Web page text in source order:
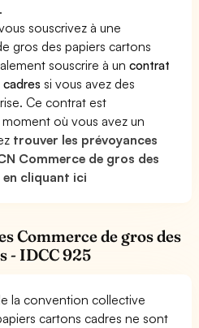
souscrivez à une
gros des papiers cartons
souscrire à uncontrat
si vous avez des
Ce contrat est
moment où vous avez un
trouver les prévoyances
Commerce de gros des
cliquant ici
Commerce de gros des
- IDCC 925
la convention collective
cartons cadres ne sont